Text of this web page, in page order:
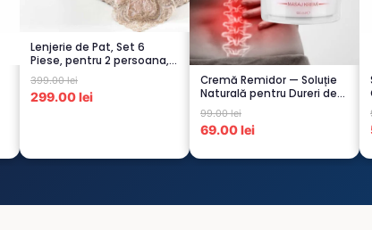
Lenjerie de Pat, Set 6
Piese, pentru 2 persoana,
CAPUCI...
399.00 lei
299.00 lei
Cremă Remidor — Soluție
Naturală pentru Dureri de
Spate...
99.00 lei
69.00 lei